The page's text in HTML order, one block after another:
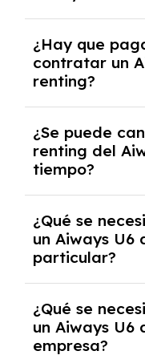
acordado.
U6 con el
incluido dentro
¿Hay que
contratar un
renting?
tendrás que
salvo en casos
debido al
económica.
¿Se puede
renting del
tiempo?
pero puede
cancelación
las condiciones
experto que te
¿Qué se
un Aiways U6
particular?
y, en algunos
crediticia y un
¿Qué se
un Aiways U6
empresa?